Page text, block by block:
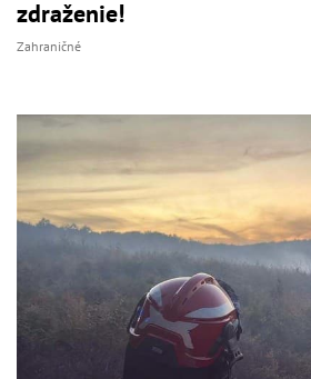
zdraženie!
Zahraničné